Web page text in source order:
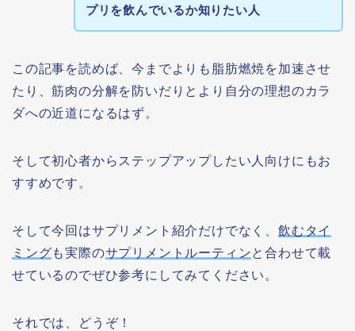
プリを飲んでいるか知りたい人
この記事を読めば、今までよりも脂肪燃焼を加速させ
たり、筋肉の分解を防いだりとより自分の理想のカラ
ダへの近道になるはず。
そして初心者からステップアップしたい人向けにもお
すすめです。
そして今回はサプリメント紹介だけでなく、 飲むタイ
ミングも実際のサプリメントルーティンと合わせて載
せているのでぜひ参考にしてみてください。
それでは、どうぞ！